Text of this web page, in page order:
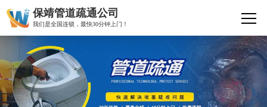
保靖管道疏通公司
我们是全国连锁，最快30分钟上门！